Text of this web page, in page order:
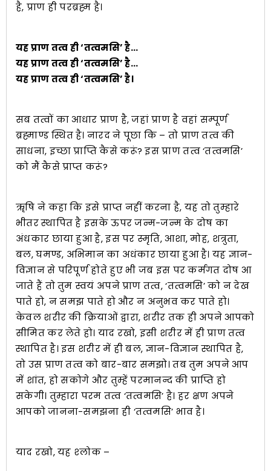
है, प्राण ही परब्रह्म है।
यह प्राण तत्व ही ‘तत्वमसि’ है…
यह प्राण तत्व ही ‘तत्वमसि’ है…
यह प्राण तत्व ही ‘तत्वमसि’ है।
सब तत्वों का आधार प्राण है, जहां प्राण है वहां सम्पूर्ण
ब्रह्माण्ड स्थित है। नारद ने पूछा कि – तो प्राण तत्व की
साधना, इच्छा प्राप्ति कैसे करूं? इस प्राण तत्व ‘तत्वमसि’
को मैं कैसे प्राप्त करूं?
ॠषि ने कहा कि इसे प्राप्त नहीं करना है, यह तो तुम्हारे
भीतर स्थापित है इसके ऊपर जन्म-जन्म के दोष का
अंधकार छाया हुआ है, इस पर स्मृति, आशा, मोह, शत्रुता,
बल, घमण्ड, अभिमान का अधंकार छाया हुआ है। यह ज्ञान-
विज्ञान से परिपूर्ण होते हुए भी जब इस पर कर्मगत दोष आ
जाते हैं तो तुम स्वयं अपने प्राण तत्व, ‘तत्वमसि’ को न देख
पाते हो, न समझ पाते हो और न अनुभव कर पाते हो।
केवल शरीर की क्रियाओं द्वारा, शरीर तक ही अपने आपको
सीमित कर लेते हो। याद रखो, इसी शरीर में ही प्राण तत्व
स्थापित है। इस शरीर में ही बल, ज्ञान-विज्ञान स्थापित है,
तो उस प्राण तत्व को बार-बार समझो। तब तुम अपने आप
में शांत, हो सकोगे और तुम्हें परमानन्द की प्राप्ति हो
सकेगी। तुम्हारा परम तत्व ‘तत्वमसि’ है। हर क्षण अपने
आपको जानना-समझना ही ‘तत्वमसि’ भाव है।
याद रखो, यह श्‍लोक –